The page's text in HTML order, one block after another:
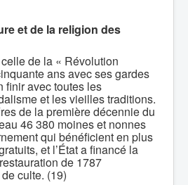
et de la religion des
de la « Révolution
ans avec ses gardes
finir avec toutes les
et les vieilles traditions.
de la première décennie du
46 380 moines et nonnes
qui bénéficient en plus
et l’État a financé la
de 1787
culte. (19)